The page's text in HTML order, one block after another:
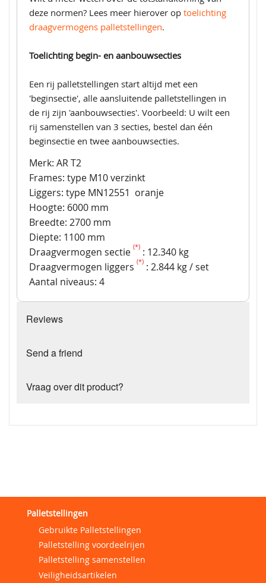
deze normen? Lees meer hierover op toelichting
draagvermogens palletstellingen.
Toelichting begin- en aanbouwsecties
Een rij palletstellingen start altijd met een
'beginsectie', alle aansluitende palletstellingen in
de rij zijn 'aanbouwsecties'. Voorbeeld: U wilt een
rij samenstellen van 3 secties, bestel dan één
beginsectie en twee aanbouwsecties.
Merk: AR T2
Frames: type M10 verzinkt
Liggers: type MN12551 oranje
Hoogte: 6000 mm
Breedte: 2700 mm
Diepte: 1100 mm
Draagvermogen sectie (*) : 12.340 kg
Draagvermogen liggers (*) : 2.844 kg / set
Aantal niveaus: 4
Reviews
Send a friend
Vraag over dit product?
Palletstellingen
Gebruikte Palletstellingen
Palletstelling voordeelrijen
Palletstelling samenstellen
Veiligheidsartikelen